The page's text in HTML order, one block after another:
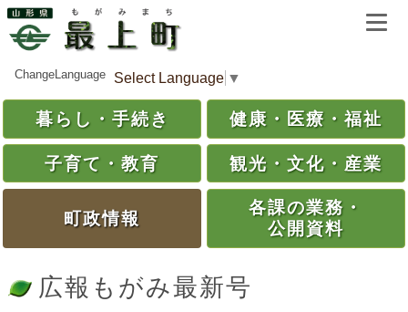
ChangeLanguage Select Language ▼
暮らし・ 手続き 健康・ 医療・福祉
子育て・ 教育 観光・ 文化・ 産業
町政情報
各課の業務・
公開資料
広報もがみ最新号